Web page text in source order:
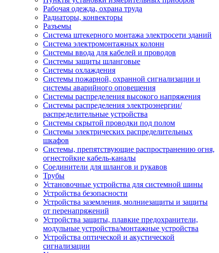
Рабочая одежда, охрана труда
Радиаторы, конвекторы
Разъемы
Система штекерного монтажа электросети зданий
Система электромонтажных колонн
Системы ввода для кабелей и проводов
Системы защиты шланговые
Системы охлаждения
Системы пожарной, охранной сигнализации и
системы аварийного оповещения
Системы распределения высокого напряжения
Системы распределения электроэнергии/
распределительные устройства
Системы скрытой проводки под полом
Системы электрических распределительных
шкафов
Системы, препятствующие распространению огня,
огнестойкие кабель-каналы
Соединители для шлангов и рукавов
Трубы
Установочные устройства для системной шины
Устройства безопасности
Устройства заземления, молниезащиты и защиты
от перенапряжений
Устройства защиты, плавкие предохранители,
модульные устройства/монтажные устройства
Устройства оптической и акустической
сигнализации